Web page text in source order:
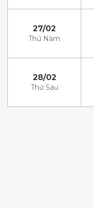
27/02
Thứ Năm
28/02
Thứ Sáu